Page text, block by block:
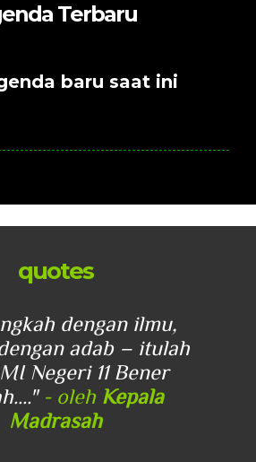
Terbaru
baru saat ini
quotes
dengan ilmu,
adab – itulah
Negeri 11 Bener
- oleh Kepala
Madrasah